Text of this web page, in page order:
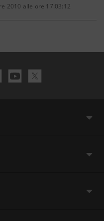
2010 alle ore 17:03:12